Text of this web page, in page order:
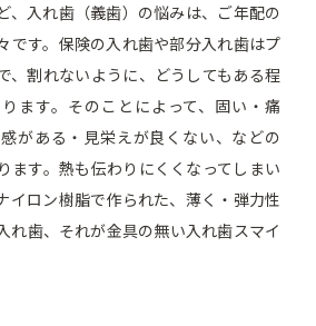
、入れ歯（義歯）の悩みは、ご年配の
です。保険の入れ歯や部分入れ歯はプ
、割れないように、どうしてもある程
ます。そのことによって、固い・痛
がある・見栄えが良くない、などの
ます。熱も伝わりにくくなってしまい
イロン樹脂で作られた、薄く・弾力性
れ歯、それが金具の無い入れ歯スマイ